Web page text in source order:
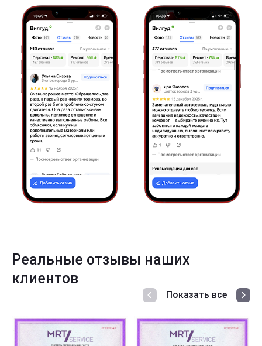
Реальные отзывы наших
клиентов
Показать все